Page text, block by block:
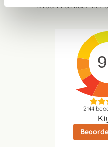
Direct in contact met
2144